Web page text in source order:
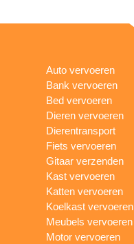
Auto vervoeren
Bank vervoeren
Bed vervoeren
Dieren vervoeren
Dierentransport
Fiets vervoeren
Gitaar verzenden
Kast vervoeren
Katten vervoeren
Koelkast vervoeren
Meubels vervoeren
Motor vervoeren